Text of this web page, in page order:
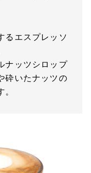
るエスプレッソ
ナッツシロップ
砕いたナッツの